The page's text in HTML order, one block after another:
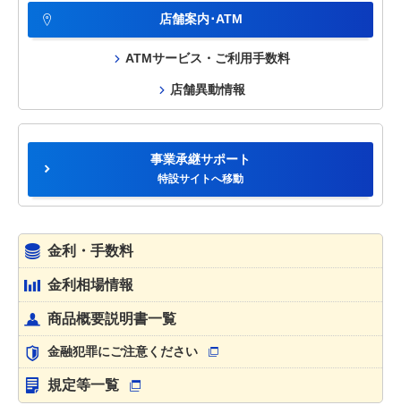
店舗案内･ATM
ATMサービス・ご利用手数料
店舗異動情報
事業承継サポート
特設サイトへ移動
金利・手数料
金利相場情報
商品概要説明書一覧
金融犯罪にご注意ください
規定等一覧